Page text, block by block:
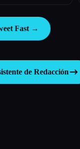
Fast →
de Redacción